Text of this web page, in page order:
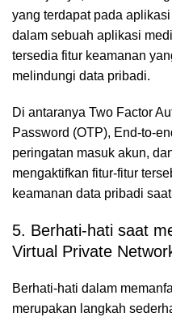
yang terdapat pada
dalam sebuah aplikasi
tersedia fitur keamanan
melindungi data pribadi.
Di antaranya Two Factor
Password (OTP), End-to-
peringatan masuk akun,
mengaktifkan fitur-fitur
keamanan data pribadi
5. Berhati-hati saat
Virtual Private
Berhati-hati dalam
merupakan langkah